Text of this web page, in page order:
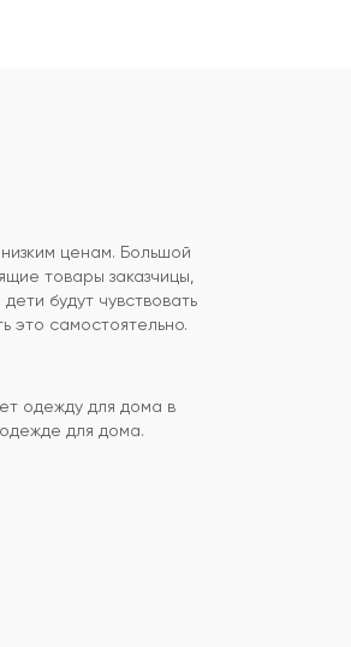
ценам. Большой
товары заказчицы,
будут чувствовать
это самостоятельно.
одежду для дома в
для дома.